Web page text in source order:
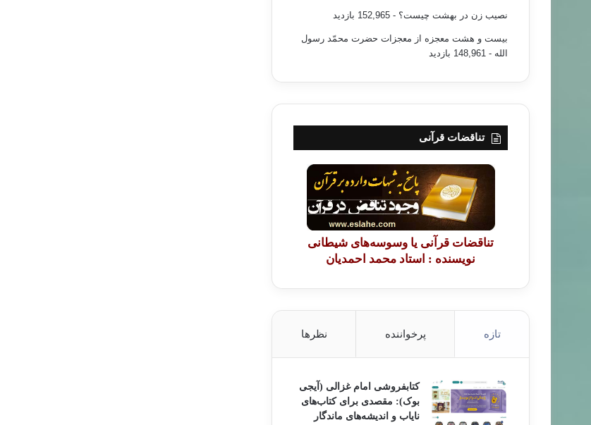
نصیب زن در بهشت چیست؟ - 152,965 بازدید
بیست و هشت معجزه از معجزات حضرت محمّد رسول
الله - 148,961 بازدید
تناقضات قرآنی
تناقضات قرآنی یا وسوسه‌های شیطانی
نویسنده : استاد محمد احمدیان
تازه پرخواننده نظرها
کتابفروشی امام غزالی (آیجی
بوک): مقصدی برای کتاب‌های
نایاب و اندیشه‌های ماندگار